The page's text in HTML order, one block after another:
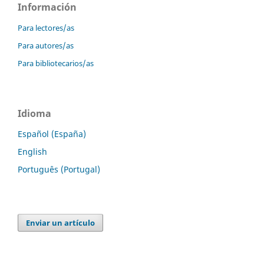
Información
Para lectores/as
Para autores/as
Para bibliotecarios/as
Idioma
Español (España)
English
Português (Portugal)
Enviar un artículo